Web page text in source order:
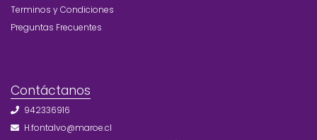
Terminos y Condiciones
Preguntas Frecuentes
Contáctanos
942336916
H.fontalvo@maroe.cl